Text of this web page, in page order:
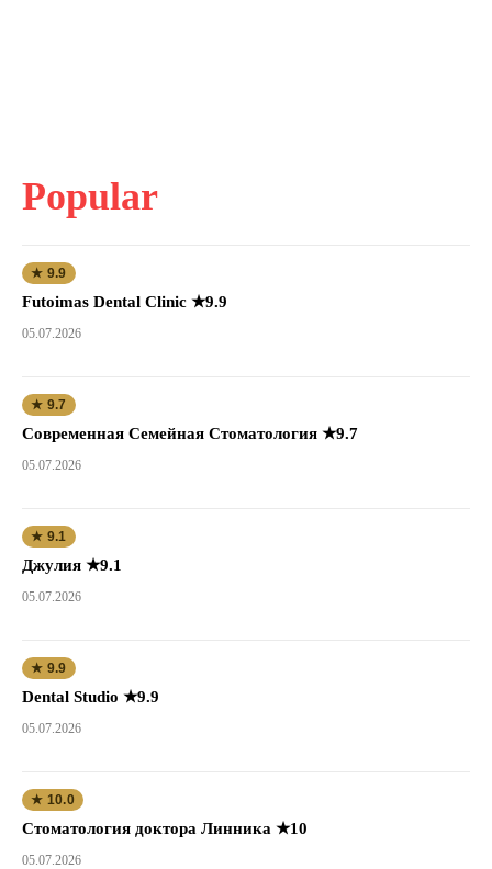
Popular
★ 9.9
Futoimas Dental Clinic ★9.9
05.07.2026
★ 9.7
Современная Семейная Стоматология ★9.7
05.07.2026
★ 9.1
Джулия ★9.1
05.07.2026
★ 9.9
Dental Studio ★9.9
05.07.2026
★ 10.0
Стоматология доктора Линника ★10
05.07.2026